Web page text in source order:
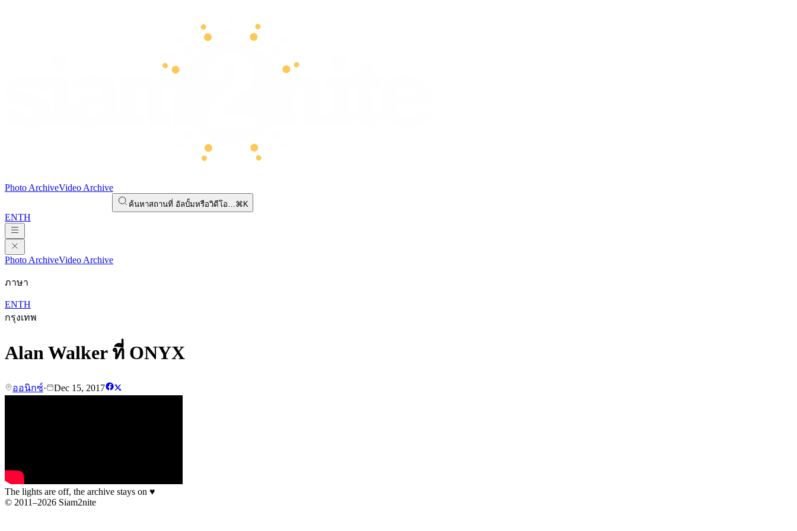
Photo ArchiveVideo Archive
ค้นหาสถานที่ อัลบั้มหรือวิดีโอ…⌘K
ENTH
Photo ArchiveVideo Archive
ภาษา
ENTH
กรุงเทพ
Alan Walker ที่ ONYX
ออนิกซ์· Dec 15, 2017
The lights are off, the archive stays on ♥
© 2011–2026 Siam2nite